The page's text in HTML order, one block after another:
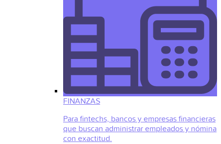
FINANZAS
Para fintechs, bancos y empresas financieras
que buscan administrar empleados y nómina
con exactitud.